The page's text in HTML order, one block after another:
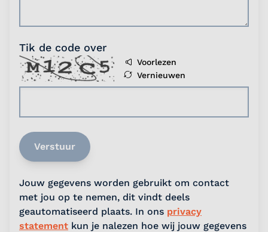
Tik de code over
Voorlezen
Vernieuwen
Verstuur
Jouw gegevens worden gebruikt om contact
met jou op te nemen, dit vindt deels
geautomatiseerd plaats. In ons privacy
statement kun je nalezen hoe wij jouw gegevens